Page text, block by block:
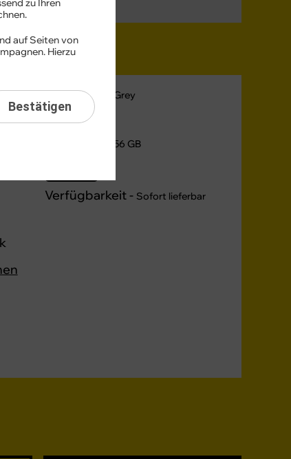
Farbe -Luna Grey
256 GB
Verfügbarkeit - Sofort lieferbar
zu Ihren
auf Seiten von
Hierzu
Bestätigen